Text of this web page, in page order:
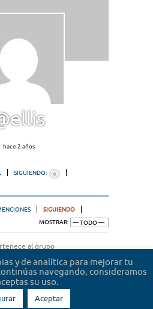
hace 2 años
SIGUIENDO: 0
SIGUIENDO
MOSTRAR:
al grupo
y de analítica para mejorar tu
navegando, consideramos
su uso.
Aceptar